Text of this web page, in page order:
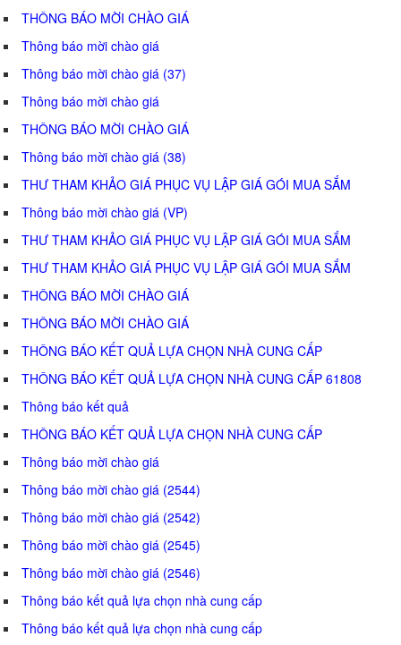
THÔNG BÁO MỜI CHÀO GIÁ
Thông báo mời chào giá
Thông báo mời chào giá (37)
Thông báo mời chào giá
THÔNG BÁO MỜI CHÀO GIÁ
Thông báo mời chào giá (38)
THƯ THAM KHẢO GIÁ PHỤC VỤ LẬP GIÁ GÓI MUA SẮM
Thông báo mời chào giá (VP)
THƯ THAM KHẢO GIÁ PHỤC VỤ LẬP GIÁ GÓI MUA SẮM
THƯ THAM KHẢO GIÁ PHỤC VỤ LẬP GIÁ GÓI MUA SẮM
THÔNG BÁO MỜI CHÀO GIÁ
THÔNG BÁO MỜI CHÀO GIÁ
THÔNG BÁO KẾT QUẢ LỰA CHỌN NHÀ CUNG CẤP
THÔNG BÁO KẾT QUẢ LỰA CHỌN NHÀ CUNG CẤP 61808
Thông báo kết quả
THÔNG BÁO KẾT QUẢ LỰA CHỌN NHÀ CUNG CẤP
Thông báo mời chào giá
Thông báo mời chào giá (2544)
Thông báo mời chào giá (2542)
Thông báo mời chào giá (2545)
Thông báo mời chào giá (2546)
Thông báo kết quả lựa chọn nhà cung cấp
Thông báo kết quả lựa chọn nhà cung cấp